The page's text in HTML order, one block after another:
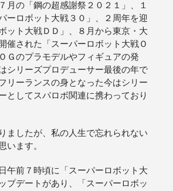
月の「鋼の超感謝祭２０２１」、１
ーロボット大戦３０」、２周年を迎
ット大戦ＤＤ」、８月から東京・大
催された「スーパーロボット大戦Ｏ
Ｇのプラモデルやフィギュアの発
リーズプロデューサー最後の年で
リーランスの身となった今はシリー
としてスパロボ関連に携わっており
ましたが、私の人生で忘れられない
います。
午前７時頃に「スーパーロボット大
プデートがあり、「スーパーロボッ